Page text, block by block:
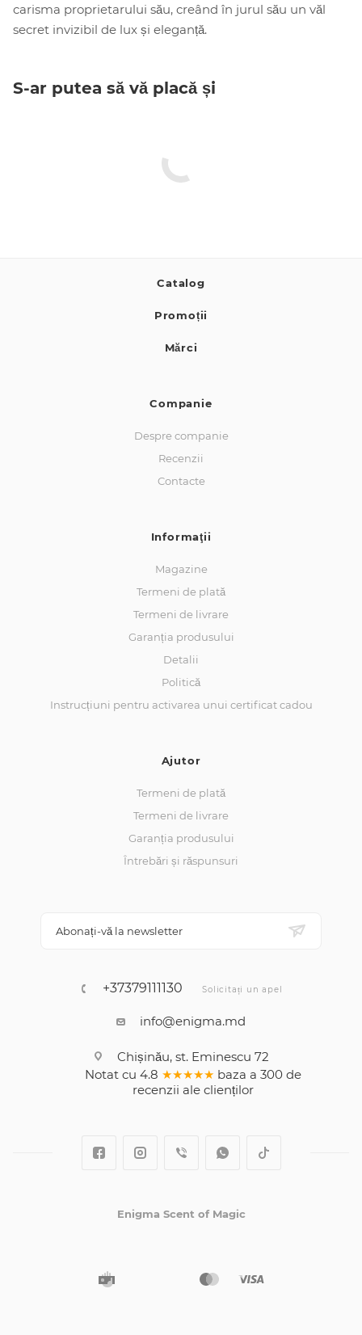
carisma proprietarului său, creând în jurul său un văl
secret invizibil de lux și eleganță.
S-ar putea să vă placă și
Catalog
Promoții
Mărci
Companie
Despre companie
Recenzii
Contacte
Informaţii
Magazine
Termeni de plată
Termeni de livrare
Garanția produsului
Detalii
Politică
Instrucțiuni pentru activarea unui certificat cadou
Ajutor
Termeni de plată
Termeni de livrare
Garanția produsului
Întrebări și răspunsuri
Abonați-vă la newsletter
+37379111130 Solicitați un apel
info@enigma.md
Chișinău, st. Eminescu 72
Notat cu 4.8 ★★★★★ baza a 300 de
recenzii ale clienților
Enigma Scent of Magic